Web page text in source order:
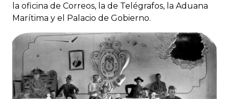
la oficina de Correos, la de Telégrafos, la Aduana
Marítima y el Palacio de Gobierno.